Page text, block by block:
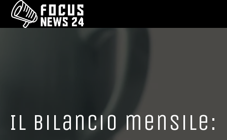
Il bilancio mensile: